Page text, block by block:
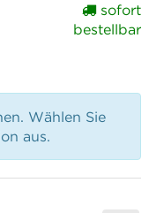
sofort
bestellbar
Wählen Sie
aus.